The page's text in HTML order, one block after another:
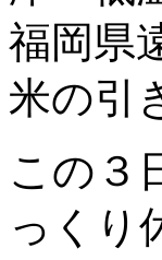
福岡県
米の引
この３
っくり